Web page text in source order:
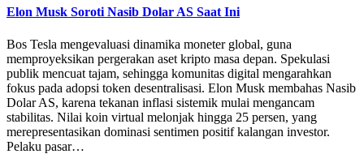
Elon Musk Soroti Nasib Dolar AS Saat Ini
Bos Tesla mengevaluasi dinamika moneter global, guna
memproyeksikan pergerakan aset kripto masa depan. Spekulasi
publik mencuat tajam, sehingga komunitas digital mengarahkan
fokus pada adopsi token desentralisasi. Elon Musk membahas Nasib
Dolar AS, karena tekanan inflasi sistemik mulai mengancam
stabilitas. Nilai koin virtual melonjak hingga 25 persen, yang
merepresentasikan dominasi sentimen positif kalangan investor.
Pelaku pasar…